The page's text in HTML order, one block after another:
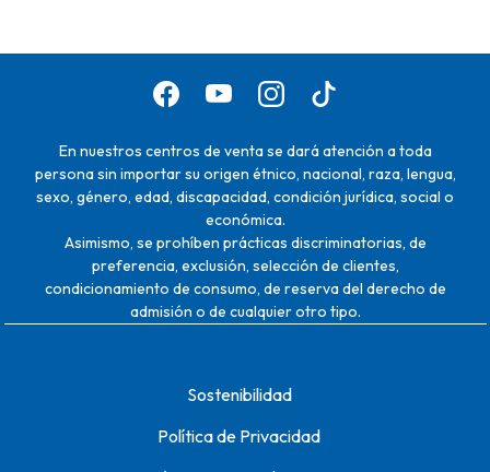
En nuestros centros de venta se dará atención a toda
persona sin importar su origen étnico, nacional, raza, lengua,
sexo, género, edad, discapacidad, condición jurídica, social o
económica.
Asimismo, se prohíben prácticas discriminatorias, de
preferencia, exclusión, selección de clientes,
condicionamiento de consumo, de reserva del derecho de
admisión o de cualquier otro tipo.
Sostenibilidad
Política de Privacidad